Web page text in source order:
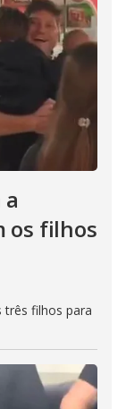
os filhos
três filhos para